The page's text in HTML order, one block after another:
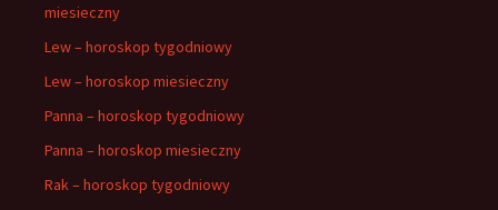
miesieczny
Lew – horoskop tygodniowy
Lew – horoskop miesieczny
Panna – horoskop tygodniowy
Panna – horoskop miesieczny
Rak – horoskop tygodniowy